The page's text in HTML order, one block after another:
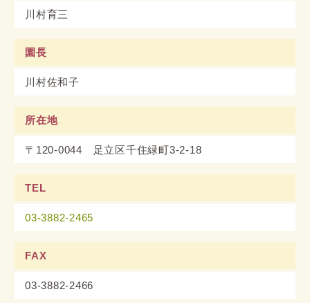
川村育三
園長
川村佐和子
所在地
〒120-0044 足立区千住緑町3-2-18
TEL
03-3882-2465
FAX
03-3882-2466